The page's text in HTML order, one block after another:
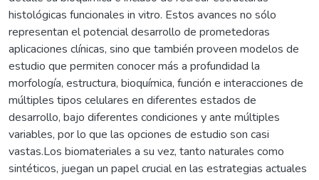
histológicas funcionales in vitro. Estos avances no sólo
representan el potencial desarrollo de prometedoras
aplicaciones clínicas, sino que también proveen modelos de
estudio que permiten conocer más a profundidad la
morfología, estructura, bioquímica, función e interacciones de
múltiples tipos celulares en diferentes estados de
desarrollo, bajo diferentes condiciones y ante múltiples
variables, por lo que las opciones de estudio son casi
vastas.Los biomateriales a su vez, tanto naturales como
sintéticos, juegan un papel crucial en las estrategias actuales